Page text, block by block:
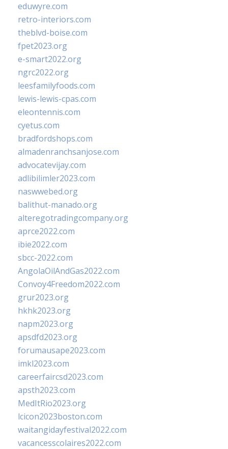
eduwyre.com
retro-interiors.com
theblvd-boise.com
fpet2023.org
e-smart2022.org
ngrc2022.org
leesfamilyfoods.com
lewis-lewis-cpas.com
eleontennis.com
cyetus.com
bradfordshops.com
almadenranchsanjose.com
advocatevijay.com
adlibilimler2023.com
naswwebed.org
balithut-manado.org
alteregotradingcompany.org
aprce2022.com
ibie2022.com
sbcc-2022.com
AngolaOilAndGas2022.com
Convoy4Freedom2022.com
grur2023.org
hkhk2023.org
napm2023.org
apsdfd2023.org
forumausape2023.com
imkl2023.com
careerfaircsd2023.com
apsth2023.com
MedItRio2023.org
lcicon2023boston.com
waitangidayfestival2022.com
vacancesscolaires2022.com